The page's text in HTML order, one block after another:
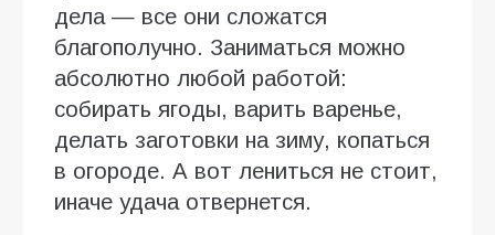
дела — все они сложатся
благополучно. Заниматься можно
абсолютно любой работой:
собирать ягоды, варить варенье,
делать заготовки на зиму, копаться
в огороде. А вот лениться не стоит,
иначе удача отвернется.